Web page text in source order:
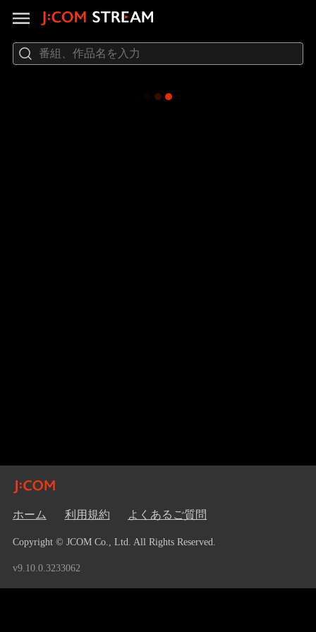
ホーム 利用規約 よくあるご質問
Copyright © JCOM Co., Ltd. All Rights Reserved.
v9.10.0.3233062